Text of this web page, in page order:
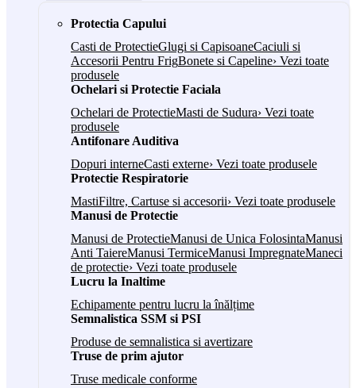
Protectia Capului
Casti de ProtectieGlugi si CapisoaneCaciuli si
Accesorii Pentru FrigBonete si Capeline› Vezi toate
produsele
Ochelari si Protectie Faciala
Ochelari de ProtectieMasti de Sudura› Vezi toate
produsele
Antifonare Auditiva
Dopuri interneCasti externe› Vezi toate produsele
Protectie Respiratorie
MastiFiltre, Cartuse si accesorii› Vezi toate produsele
Manusi de Protectie
Manusi de ProtectieManusi de Unica FolosintaManusi
Anti TaiereManusi TermiceManusi ImpregnateManeci
de protectie› Vezi toate produsele
Lucru la Inaltime
Echipamente pentru lucru la înălțime
Semnalistica SSM si PSI
Produse de semnalistica si avertizare
Truse de prim ajutor
Truse medicale conforme